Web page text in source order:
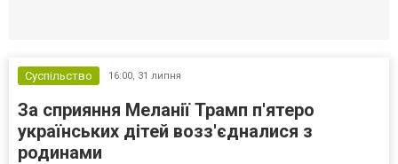
Суспільство 16:00, 31 липня
За сприяння Меланії Трамп п'ятеро
українських дітей возз'єдналися з
родинами